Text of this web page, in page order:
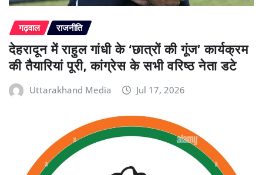
गढ़वाल राजनीति
देहरादून में राहुल गांधी के ‘छात्रों की गूंज’ कार्यक्रम
की तैयारियां पूरी, कांग्रेस के सभी वरिष्ठ नेता डटे
Uttarakhand Media Jul 17, 2026